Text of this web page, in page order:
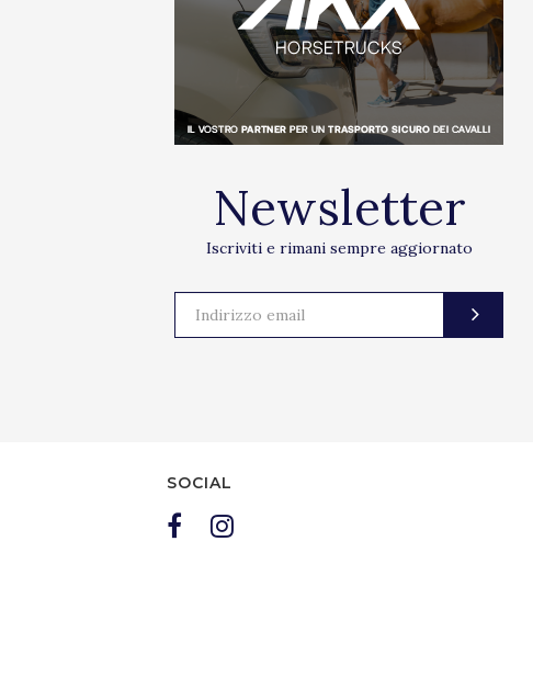
Newsletter
Iscriviti e rimani sempre aggiornato
SOCIAL